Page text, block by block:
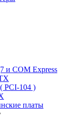
и COM Express
PCI-104 )
платы